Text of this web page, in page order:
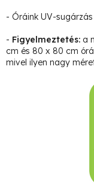
- Óráink UV-sugárzás
- Figyelmeztetés: a
cm és 80 x 80 cm
mivel ilyen nagy